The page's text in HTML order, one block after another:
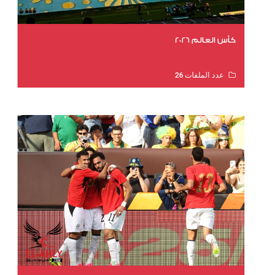
كأس العالم 2026
عدد الملفات 26